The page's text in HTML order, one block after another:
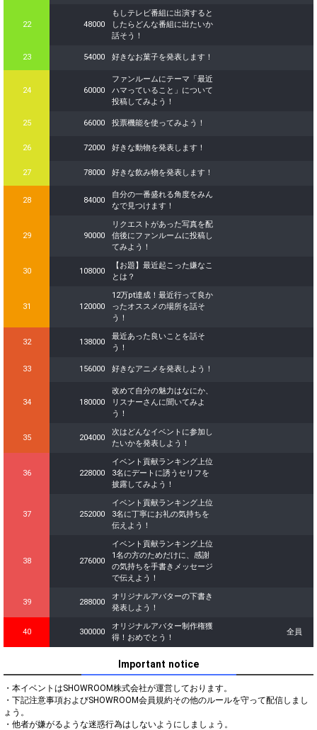
22 48000
もしテレビ番組に出演すると
したらどんな番組に出たいか
話そう！
23 54000 好きなお菓子を発表します！
24 60000
ファンルームにテーマ「最近
ハマっていること」について
投稿してみよう！
25 66000 投票機能を使ってみよう！
26 72000 好きな動物を発表します！
27 78000 好きな飲み物を発表します！
28 84000
自分の一番盛れる角度をみん
なで見つけます！
29 90000
リクエストがあった写真を配
信後にファンルームに投稿し
てみよう！
30 108000
【お題】最近起こった嫌なこ
とは？
31 120000
12万pt達成！最近行って良か
ったオススメの場所を話そ
う！
32 138000
最近あった良いことを話そ
う！
33 156000 好きなアニメを発表しよう！
34 180000
改めて自分の魅力はなにか、
リスナーさんに聞いてみよ
う！
35 204000
次はどんなイベントに参加し
たいかを発表しよう！
36 228000
イベント貢献ランキング上位
3名にデートに誘うセリフを
披露してみよう！
37 252000
イベント貢献ランキング上位
3名に丁寧にお礼の気持ちを
伝えよう！
38 276000
イベント貢献ランキング上位
1名の方のためだけに、感謝
の気持ちを手書きメッセージ
で伝えよう！
39 288000
オリジナルアバターの下書き
発表しよう！
40 300000
オリジナルアバター制作権獲
得！おめでとう！
全員
Important notice
・本イベントはSHOWROOM株式会社が運営しております。
・下記注意事項およびSHOWROOM会員規約その他のルールを守って配信しまし
ょう。
・他者が嫌がるような迷惑行為はしないようにしましょう。